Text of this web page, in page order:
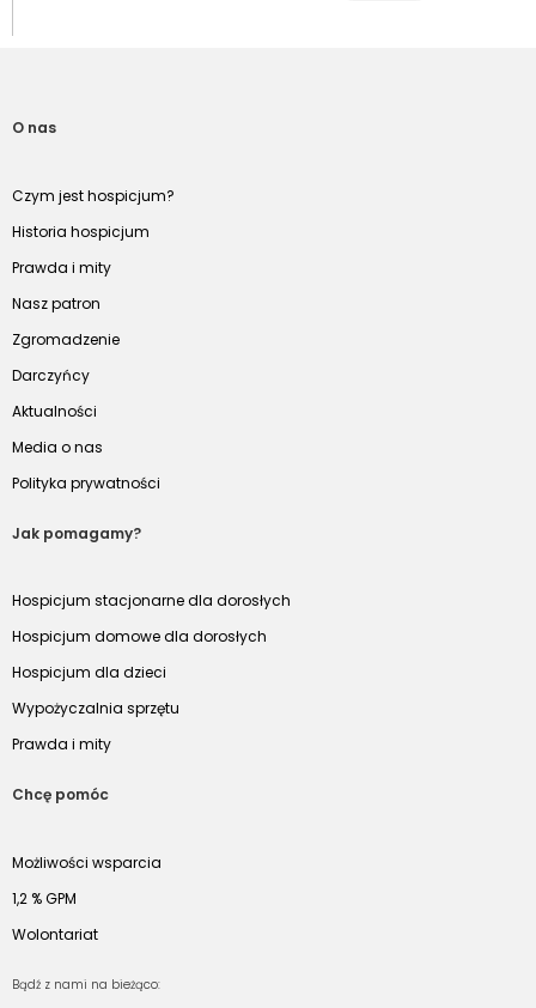
O nas
Czym jest hospicjum?
Historia hospicjum
Prawda i mity
Nasz patron
Zgromadzenie
Darczyńcy
Aktualności
Media o nas
Polityka prywatności
Jak pomagamy?
Hospicjum stacjonarne dla dorosłych
Hospicjum domowe dla dorosłych
Hospicjum dla dzieci
Wypożyczalnia sprzętu
Prawda i mity
Chcę pomóc
Możliwości wsparcia
1,2 % GPM
Wolontariat
Bądź z nami na bieżąco: